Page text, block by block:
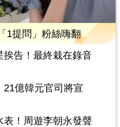
1提問」粉絲嗨翻
挨告！最終栽在錄音
億韓元官司將宣
！周遊李朝永發聲